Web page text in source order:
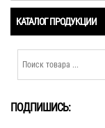
КАТАЛОГ ПРОДУКЦИИ
ПОДПИШИСЬ: